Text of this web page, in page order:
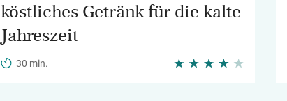
köstliches Getränk für die kalte
Jahreszeit
30 min.